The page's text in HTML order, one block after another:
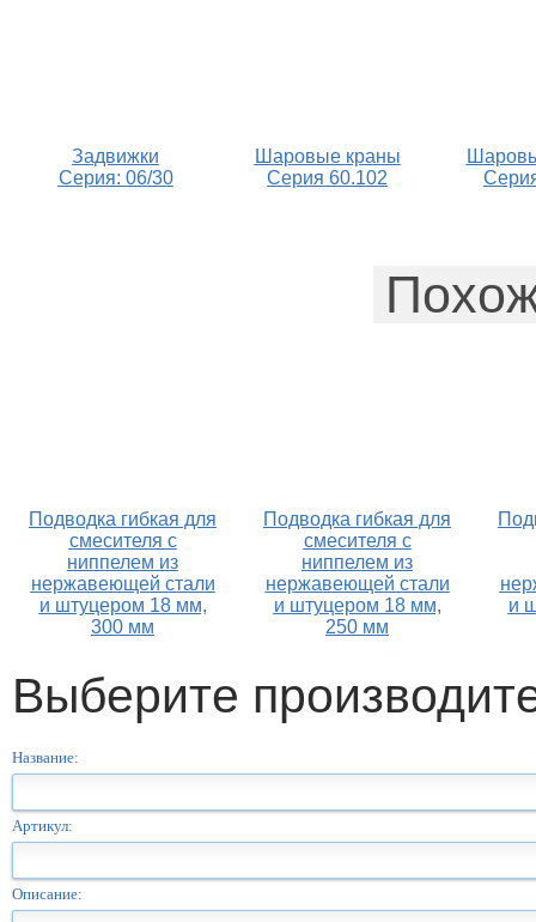
Выберите
Название:
Артикул:
Описание:
Задвижки
Серия: 06/30
Шаровые краны
Серия 60.102
Подводка гибкая для
смесителя с
ниппелем из
нержавеющей стали
и штуцером 18 мм,
300 мм
Подводка гибкая для
смесителя с
ниппелем из
нержавеющей стали
и штуцером 18 мм,
250 мм
и